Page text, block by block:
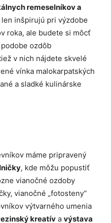
remeselníkov a
inšpirujú pri výzdobe
roka, ale budete si môcť
ozdôb
v nich nájdete skvelé
vínka malokarpatských
a sladké kulinárske
máme pripravený
, kde môžu popustiť
vianočné ozdoby
vianočné „fotosteny“
výtvarného umenia
kreatív a výstava